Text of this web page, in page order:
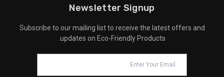
Newsletter Signup
Subscribe to our mailing list to receive the latest offers and
updates on Eco-Friendly Products.